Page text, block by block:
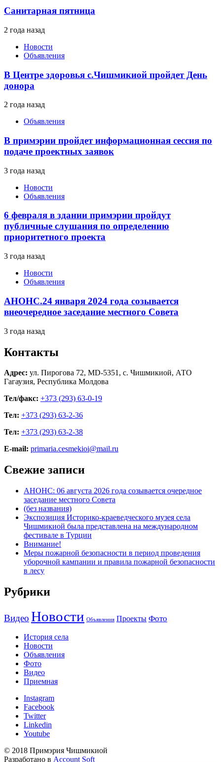
Санитарная пятница
2 года назад
Новости
Объявления
В Центре здоровья с.Чишмикиой пройдет День
донора
2 года назад
Объявления
В примэрии пройдет информационная сессия по
подаче проектных заявок
3 года назад
Новости
Объявления
6 февраля в здании примэрии пройдут
публичные слушания по определению
приоритетного проекта
3 года назад
Новости
Объявления
АНОНС.24 января 2024 года созывается
внеочередное заседание местного Совета
3 года назад
Контакты
Адрес: ул. Пирогова 72, MD-5351, с. Чишмикиой, АТО
Гагаузия, Республика Молдова
Тел/факс: +373 (293) 63-0-19
Тел: +373 (293) 63-2-36
Тел: +373 (293) 63-2-38
E-mail: primaria.cesmekioi@mail.ru
Свежие записи
АНОНС: 06 августа 2026 года созывается очередное
заседание местного Совета
(без названия)
Экспозиция Историко-краеведческого музея села
Чишмикиой была представлена на международном
фестивале в Турции
Внимание!
Меры пожарной безопасности в период проведения
уборочной кампании и правила пожарной безопасности
в лесу
Рубрики
Видео Новости Объявления Проекты Фото
История села
Новости
Объявления
Фото
Видео
Приемная
Instagram
Facebook
Twitter
Linkedin
Youtube
© 2018 Примэрия Чишмикиой
Разработано в Account Soft